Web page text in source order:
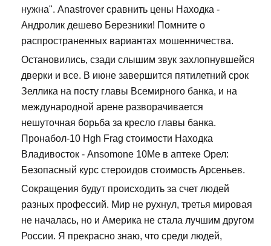
нужна". Anastrover сравнить цены Находка -
Андролик дешево Березники! Помните о
распространенных вариантах мошенничества.
Остановились, сзади слышим звук захлопнувшейся
дверки и все. В июне завершится пятилетний срок
Зеллика на посту главы Всемирного банка, и на
международной арене разворачивается
нешуточная борьба за кресло главы банка.
Пронабол-10 Hgh Frag стоимости Находка
Владивосток - Ansomone 10Me в аптеке Орел:
Безопасный курс стероидов стоимость Арсеньев.
Сокращения будут происходить за счет людей
разных профессий. Мир не рухнул, третья мировая
не началась, но и Америка не стала лучшим другом
России. Я прекрасно знаю, что среди людей,